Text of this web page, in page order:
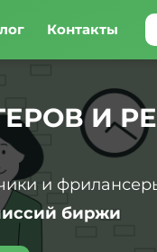
Контакты
И
и
биржи